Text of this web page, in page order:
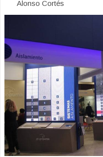
Alonso Cortés